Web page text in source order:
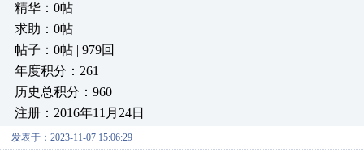
精华：0帖
求助：0帖
帖子：0帖 | 979回
年度积分：261
历史总积分：960
注册：2016年11月24日
发表于：2023-11-07 15:06:29